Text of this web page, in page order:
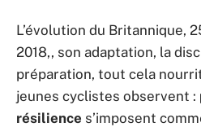
L’évolution du Britannique,
2018,, son adaptation, la
préparation, tout cela
jeunes cyclistes observent :
résilience s’imposent